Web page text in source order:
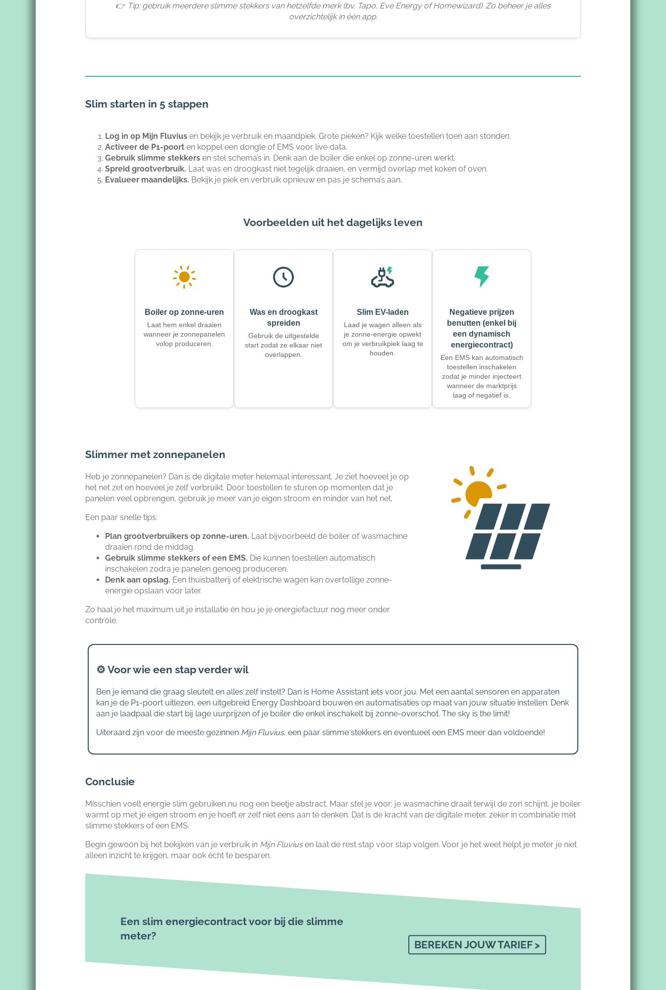
👉 Tip: gebruik meerdere slimme stekkers van hetzelfde merk (bv. Tapo, Eve Energy of Homewizard). Zo beheer je alles
overzichtelijk in één app.
Slim starten in 5 stappen
Log in op Mijn Fluvius en bekijk je verbruik en maandpiek. Grote pieken? Kijk welke toestellen toen aan stonden.
Activeer de P1-poort en koppel een dongle of EMS voor live data.
Gebruik slimme stekkers en stel schema’s in. Denk aan de boiler die enkel op zonne-uren werkt.
Spreid grootverbruik. Laat was en droogkast niet tegelijk draaien, en vermijd overlap met koken of oven.
Evalueer maandelijks. Bekijk je piek en verbruik opnieuw en pas je schema’s aan.
Voorbeelden uit het dagelijks leven
Boiler op zonne-uren
Laat hem enkel draaien
wanneer je zonnepanelen
volop produceren.
Was en droogkast
spreiden
Gebruik de uitgestelde
start zodat ze elkaar niet
overlappen.
Slim EV-laden
Laad je wagen alleen als
je zonne-energie opwekt
om je verbruikpiek laag te
houden.
Negatieve prijzen
benutten (enkel bij
een dynamisch
energiecontract)
Een EMS kan automatisch
toestellen inschakelen
zodat je minder injecteert
wanneer de marktprijs
laag of negatief is.
Slimmer met zonnepanelen
Heb je zonnepanelen? Dan is de digitale meter helemaal interessant. Je ziet hoeveel je op
het net zet en hoeveel je zelf verbruikt. Door toestellen te sturen op momenten dat je
panelen veel opbrengen, gebruik je meer van je eigen stroom en minder van het net.
Een paar snelle tips:
Plan grootverbruikers op zonne-uren. Laat bijvoorbeeld de boiler of wasmachine
draaien rond de middag.
Gebruik slimme stekkers of een EMS. Die kunnen toestellen automatisch
inschakelen zodra je panelen genoeg produceren.
Denk aan opslag. Een thuisbatterij of elektrische wagen kan overtollige zonne-
energie opslaan voor later.
Zo haal je het maximum uit je installatie én hou je je energiefactuur nog meer onder
controle.
⚙️ Voor wie een stap verder wil
Ben je iemand die graag sleutelt en alles zelf instelt? Dan is Home Assistant iets voor jou. Met een aantal sensoren en apparaten
kan je de P1-poort uitlezen, een uitgebreid Energy Dashboard bouwen en automatisaties op maat van jouw situatie instellen. Denk
aan je laadpaal die start bij lage uurprijzen of je boiler die enkel inschakelt bij zonne-overschot. The sky is the limit!
Uiteraard zijn voor de meeste gezinnen Mijn Fluvius, een paar slimme stekkers en eventueel een EMS meer dan voldoende!
Conclusie
Misschien voelt energie slim gebruiken nu nog een beetje abstract. Maar stel je voor: je wasmachine draait terwijl de zon schijnt, je boiler
warmt op met je eigen stroom en je hoeft er zelf niet eens aan te denken. Dat is de kracht van de digitale meter, zeker in combinatie met
slimme stekkers of een EMS.
Begin gewoon bij het bekijken van je verbruik in Mijn Fluviusen laat de rest stap voor stap volgen. Voor je het weet helpt je meter je niet
alleen inzicht te krijgen, maar ook écht te besparen.
Een slim energiecontract voor bij die slimme
meter?
BEREKEN JOUW TARIEF >